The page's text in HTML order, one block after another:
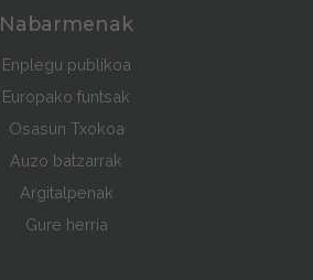
Nabarmenak
Enplegu publikoa
Europako funtsak
Osasun Txokoa
Auzo batzarrak
Argitalpenak
Gure herria